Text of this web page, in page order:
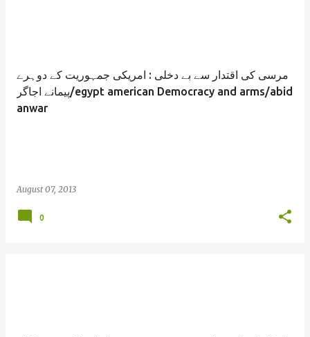
مرسی کی اقتدار سے بے دخلی : امریکی جمہوریت کے دوہرے
پیمانے اجاگر/egypt american Democracy and arms/abid
anwar
August 07, 2013
0